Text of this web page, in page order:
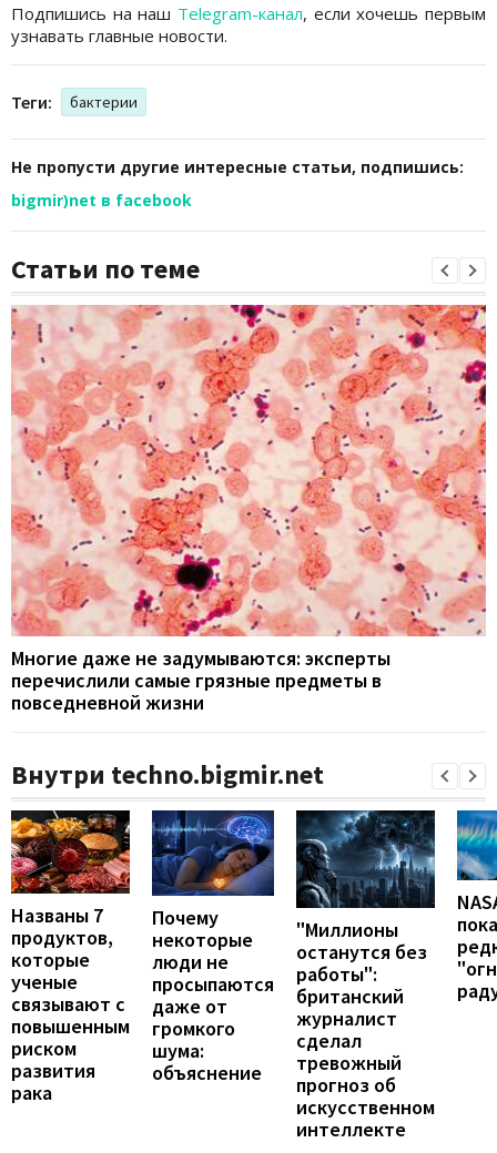
Подпишись на наш Telegram-канал, если хочешь первым
узнавать главные новости.
Теги: бактерии
Не пропусти другие интересные статьи, подпишись:
bigmir)net в facebook
Статьи по теме
Многие даже не задумываются: эксперты
перечислили самые грязные предметы в
повседневной жизни
Внутри techno.bigmir.net
Названы 7
продуктов,
которые
ученые
связывают с
повышенным
риском
развития
рака
Почему
некоторые
люди не
просыпаются
даже от
громкого
шума:
объяснение
"Миллионы
останутся без
работы":
британский
журналист
сделал
тревожный
прогноз об
искусственном
интеллекте